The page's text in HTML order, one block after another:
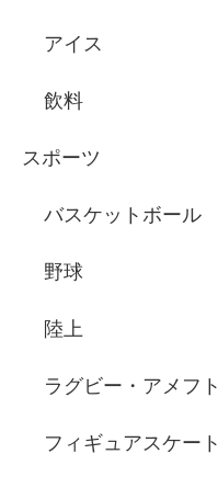
アイス
飲料
スポーツ
バスケットボール
野球
陸上
ラグビー・アメフト
フィギュアスケート